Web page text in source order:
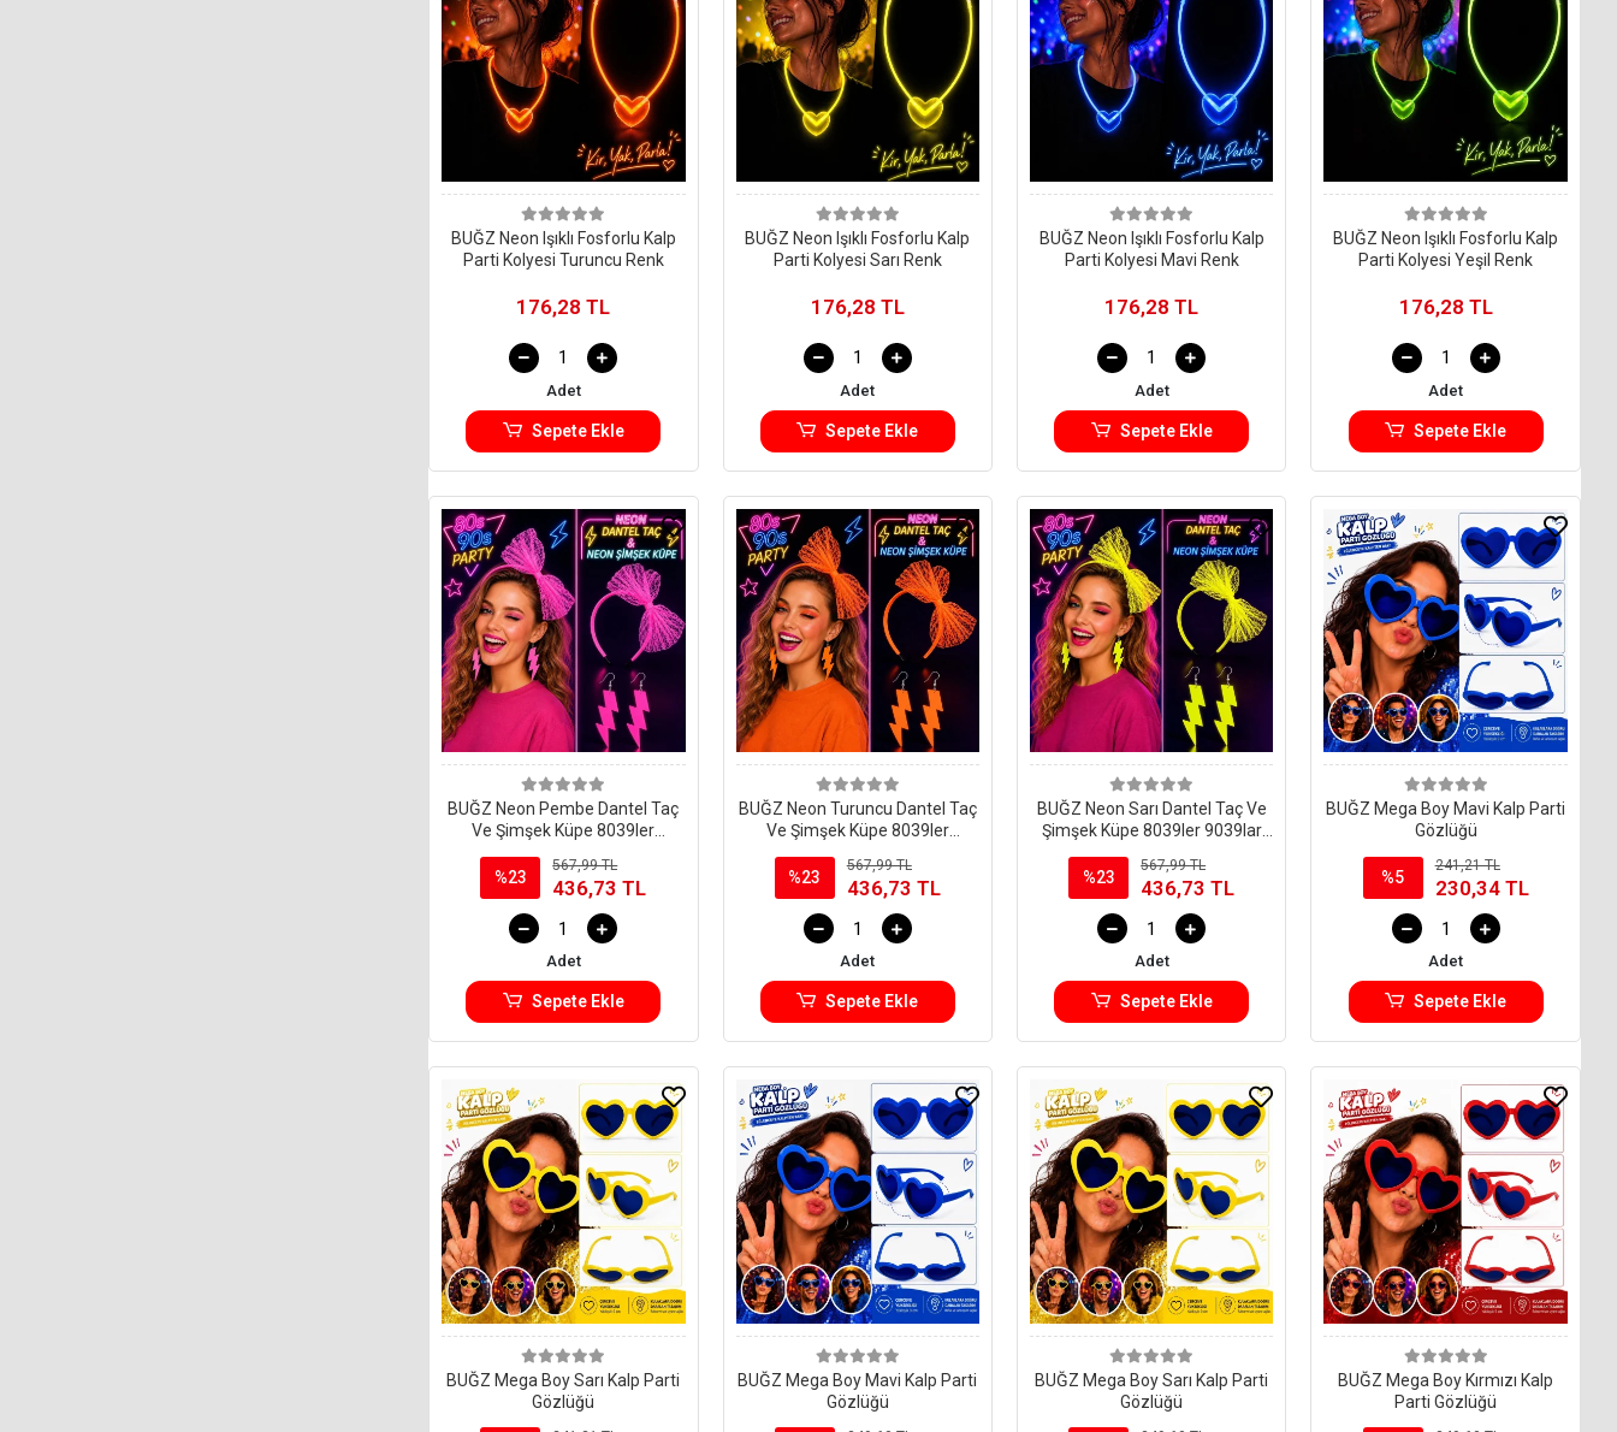
BUĞZ Neon Işıklı Fosforlu Kalp
Parti Kolyesi Turuncu Renk
176,28 TL
Adet
Sepete Ekle
BUĞZ Neon Işıklı Fosforlu Kalp
Parti Kolyesi Sarı Renk
176,28 TL
Adet
Sepete Ekle
BUĞZ Neon Işıklı Fosforlu Kalp
Parti Kolyesi Mavi Renk
176,28 TL
Adet
Sepete Ekle
BUĞZ Neon Işıklı Fosforlu Kalp
Parti Kolyesi Yeşil Renk
176,28 TL
Adet
Sepete Ekle
BUĞZ Neon Pembe Dantel Taç
Ve Şimşek Küpe 8039ler
%23
567,99 TL
436,73 TL
Adet
Sepete Ekle
BUĞZ Neon Turuncu Dantel Taç
Ve Şimşek Küpe 8039ler
%23
567,99 TL
436,73 TL
Adet
Sepete Ekle
BUĞZ Neon Sarı Dantel Taç Ve
Şimşek Küpe 8039ler 9039lar
%23
567,99 TL
436,73 TL
Adet
Sepete Ekle
BUĞZ Mega Boy Mavi Kalp Parti
Gözlüğü
%5
241,21 TL
230,34 TL
Adet
Sepete Ekle
BUĞZ Mega Boy Sarı Kalp Parti
Gözlüğü
BUĞZ Mega Boy Mavi Kalp Parti
Gözlüğü
BUĞZ Mega Boy Sarı Kalp Parti
Gözlüğü
BUĞZ Mega Boy Kırmızı Kalp
Parti Gözlüğü